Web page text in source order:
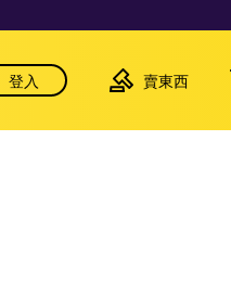
登入 賣東西